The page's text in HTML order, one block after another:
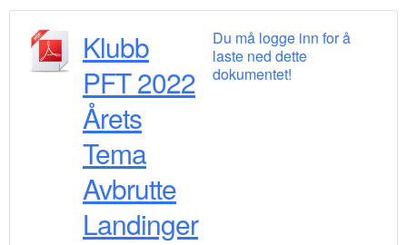
Klubb
PFT 2022
Årets
Tema
Avbrutte
Landinger
Du må logge inn for å
laste ned dette
dokumentet!